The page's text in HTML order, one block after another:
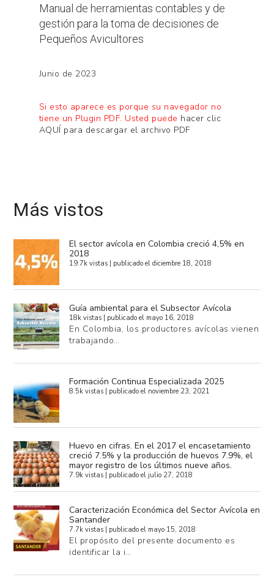
Manual de herramientas contables y de
gestión para la toma de decisiones de
Pequeños Avicultores
Junio de 2023
Si esto aparece es porque su navegador no
tiene un Plugin PDF. Usted puede hacer clic
AQUÍ para descargar el archivo PDF
Más vistos
El sector avícola en Colombia creció 4,5% en
2018
19.7k vistas publicado el diciembre 18, 2018
Guía ambiental para el Subsector Avícola
18k vistas publicado el mayo 16, 2018
En Colombia, los productores avícolas vienen
trabajando…
Formación Continua Especializada 2025
8.5k vistas publicado el noviembre 23, 2021
Huevo en cifras. En el 2017 el encasetamiento
creció 7.5% y la producción de huevos 7.9%, el
mayor registro de los últimos nueve años.
7.9k vistas publicado el julio 27, 2018
Caracterización Económica del Sector Avícola en
Santander
7.7k vistas publicado el mayo 15, 2018
El propósito del presente documento es
identificar la i…